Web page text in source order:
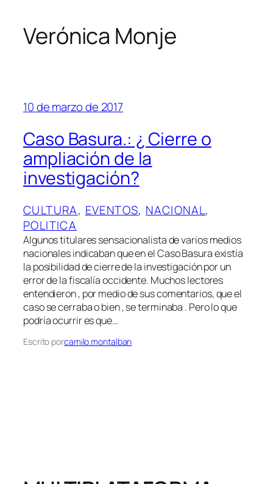
Verónica Monje
10 de marzo de 2017
Caso Basura.: ¿ Cierre o
ampliación de la
investigación?
CULTURA, EVENTOS, NACIONAL
POLITICA
Algunos titulares sensacionalista de varios medios
nacionales indicaban que en el Caso Basura existía
la posibilidad de cierre de la investigación por un
error de la fiscalía occidente. Muchos lectores
entendieron , por medio de sus comentarios, que el
caso se cerraba o bien , se terminaba . Pero lo que
podría ocurrir es que…
Escrito porcamilo.montalban